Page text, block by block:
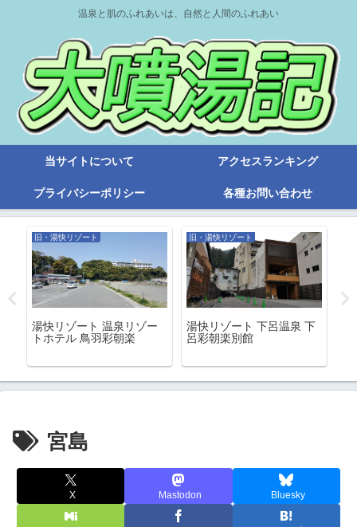
温泉と肌のふれあいは、自然と人間のふれあい
当サイトについて アクセスランキング
プライバシーポリシー 各種お問い合わせ
旧・湯快リゾート
湯快リゾート 温泉リゾー
トホテル 鳥羽彩朝楽
旧・湯快リゾート
湯快リゾート 下呂温泉 下
呂彩朝楽別館
宮島
X Mastodon Bluesky